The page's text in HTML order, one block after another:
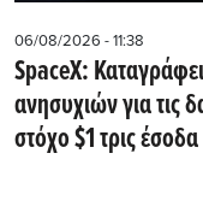
06/08/2026 - 11:38
SpaceX:
ανησυχιών για τις
στόχο $1 τρις έσοδα